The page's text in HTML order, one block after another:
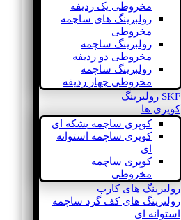
مخروطی یک ردیفه
رولبرینگ های ساچمه
مخروطی
رولبرینگ ساچمه
مخروطی دو ردیفه
رولبرینگ ساچمه
مخروطی چهار ردیفه
SKF رولبرینگ
کوپری ها
کوپری ساچمه بشکه ای
کوپری ساچمه استوانه
ای
کوپری ساچمه
مخروطی
رولبرینگ های کارب
رولبرینگ های کف گرد ساچمه
استوانه ای